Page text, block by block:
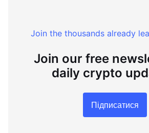
Join the thousands already
Join our free
daily crypto
Підписатися